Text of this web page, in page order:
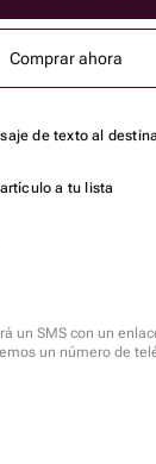
Comprar ahora
de texto al
a tu lista
un SMS con un
un número de